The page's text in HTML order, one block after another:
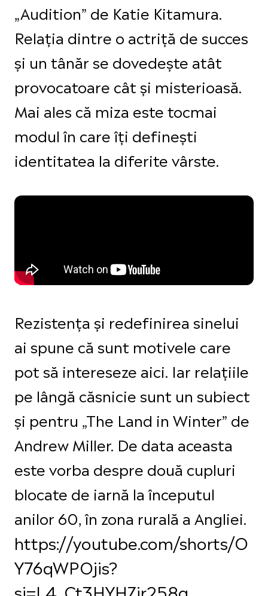
„Audition” de Katie Kitamura.
Relația dintre o actriță de succes
și un tânăr se dovedește atât
provocatoare cât și misterioasă.
Mai ales că miza este tocmai
modul în care îți definești
identitatea la diferite vârste.
Rezistența și redefinirea sinelui
ai spune că sunt motivele care
pot să intereseze aici. Iar relațiile
pe lângă căsnicie sunt un subiect
și pentru „The Land in Winter” de
Andrew Miller. De data aceasta
este vorba despre două cupluri
blocate de iarnă la începutul
anilor 60, în zona rurală a Angliei.
https://youtube.com/shorts/O
Y76qWPOjis?
si=L4_Ct3HYHZjr258g